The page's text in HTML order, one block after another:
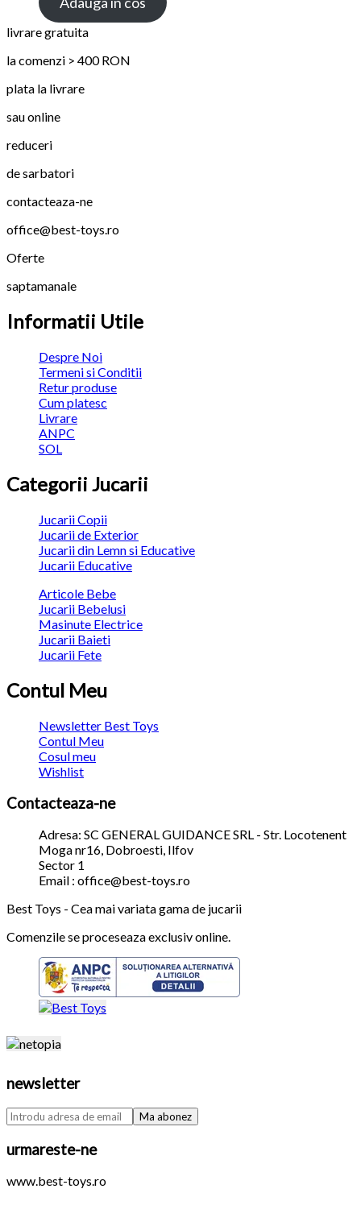
livrare gratuita
la comenzi > 400 RON
plata la livrare
sau online
reduceri
de sarbatori
contacteaza-ne
office@best-toys.ro
Oferte
saptamanale
Informatii Utile
Despre Noi
Termeni si Conditii
Retur produse
Cum platesc
Livrare
ANPC
SOL
Categorii Jucarii
Jucarii Copii
Jucarii de Exterior
Jucarii din Lemn si Educative
Jucarii Educative
Articole Bebe
Jucarii Bebelusi
Masinute Electrice
Jucarii Baieti
Jucarii Fete
Contul Meu
Newsletter Best Toys
Contul Meu
Cosul meu
Wishlist
Contacteaza-ne
Adresa: SC GENERAL GUIDANCE SRL - Str. Locotenent
Moga nr16, Dobroesti, Ilfov
Sector 1
Email : office@best-toys.ro
Best Toys - Cea mai variata gama de jucarii
Comenzile se proceseaza exclusiv online.
newsletter
urmareste-ne
www.best-toys.ro